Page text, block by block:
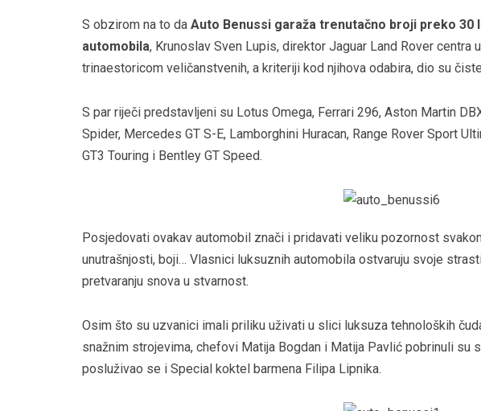
S obzirom na to da Auto Benussi garaža trenutačno broji preko 30
automobila, Krunoslav Sven Lupis, direktor Jaguar Land Rover centra
trinaestoricom veličanstvenih, a kriteriji kod njihova odabira, dio su
S par riječi predstavljeni su Lotus Omega, Ferrari 296, Aston Martin
Spider, Mercedes GT S-E, Lamborghini Huracan, Range Rover Sport
GT3 Touring i Bentley GT Speed.
Posjedovati ovakav automobil znači i pridavati veliku pozornost
unutrašnjosti, boji… Vlasnici luksuznih automobila ostvaruju svoje
pretvaranju snova u stvarnost.
Osim što su uzvanici imali priliku uživati u slici luksuza tehnoloških
snažnim strojevima, chefovi Matija Bogdan i Matija Pavlić pobrinuli su
posluživao se i Special koktel barmena Filipa Lipnika.